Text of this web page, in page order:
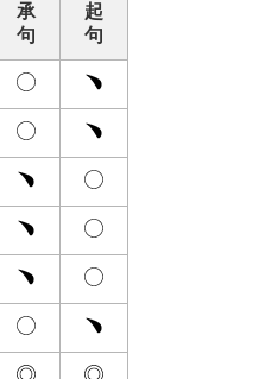
承
句
起
句